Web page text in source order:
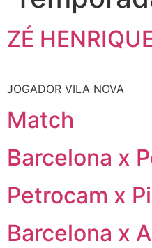
ZÉ
JOGADOR VILA NOVA
Match
Barcelona x
Petrocam x
Barcelona x